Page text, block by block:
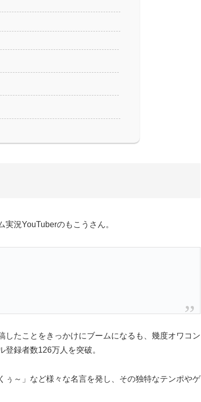
況YouTuberのもこうさん。
たことをきっかけにブームになるも、幾度オワコン
録者数126万人を突破。
ぅ～」など様々な名言を発し、その独特なテンポやゲ